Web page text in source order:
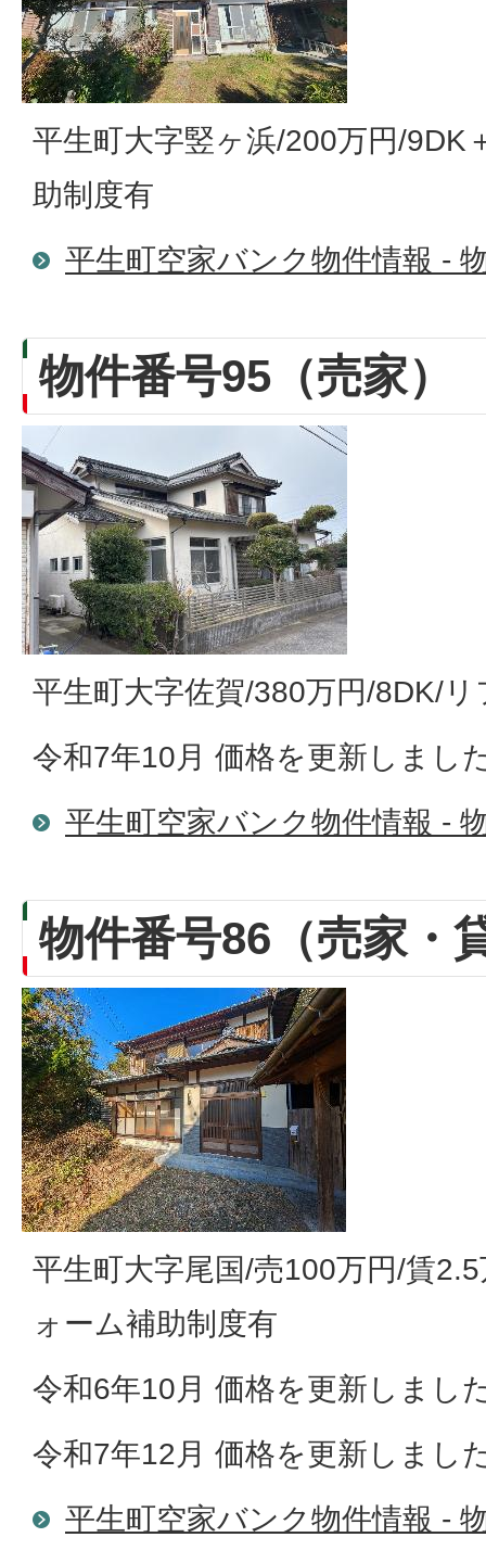
平生町大字竪ヶ浜/200万円/9DK
助制度有
平生町空家バンク物件情報 -
物件番号95（売家）
平生町大字佐賀/380万円/8DK/
令和7年10月 価格を更新しまし
平生町空家バンク物件情報 -
物件番号86（売家・
平生町大字尾国/売100万円/賃
ォーム補助制度有
令和6年10月 価格を更新しまし
令和7年12月 価格を更新しまし
平生町空家バンク物件情報 -